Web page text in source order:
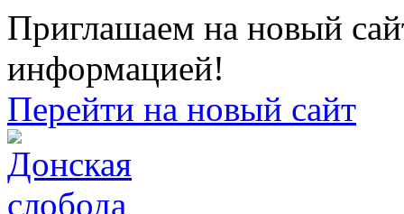
Приглашаем на новый
информацией!
Перейти на новый сайт